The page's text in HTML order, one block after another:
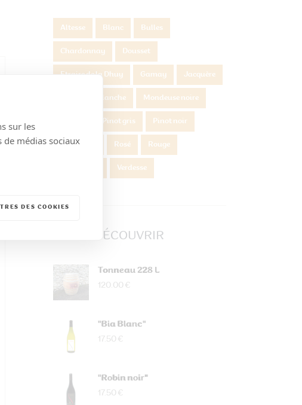
sur les
médias sociaux
DES COOKIES
Altesse Blanc Bulles
Chardonnay Dousset
Etraire de la Dhuy Gamay Jacquère
Mondeuse blanche Mondeuse noire
Pinot gris Pinot noir
Robin noir Rosé Rouge
Verdesse
VINS À DÉCOUVRIR
Tonneau 228 L
120.00 €
"Bia Blanc"
17.50 €
"Robin noir"
17.50 €